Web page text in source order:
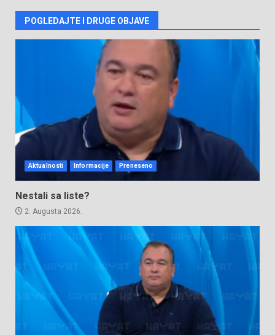
POGLEDAJTE I DRUGE OBJAVE
Aktualnosti Informacije Preneseno
Nestali sa liste?
2. Augusta 2026.